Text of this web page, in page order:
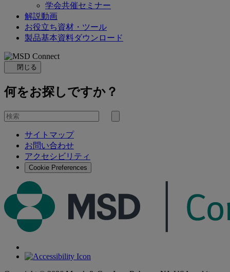
学会共催セミナー
解説動画
お役立ち資材・ツール
製品基本資料ダウンロード
閉じる
何をお探しですか？
を
検
サイトマップ
お問い合わせ
アクセシビリティ
Cookie Preferences